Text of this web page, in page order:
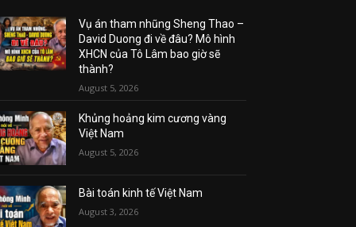
Vụ án tham nhũng Sheng Thao –
David Duong đi về đâu? Mô hình
XHCN của Tô Lâm bao giờ sẽ
thành?
August 5, 2026
Khủng hoảng kim cương vàng
Việt Nam
August 5, 2026
Bài toán kinh tế Việt Nam
August 3, 2026